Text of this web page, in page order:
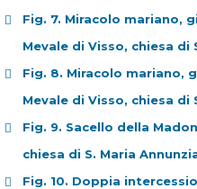
Fig. 7. Miracolo mariano,
Mevale di Visso, chiesa di
Fig. 8. Miracolo mariano,
Mevale di Visso, chiesa di
Fig. 9. Sacello della
chiesa di S. Maria
Fig. 10. Doppia